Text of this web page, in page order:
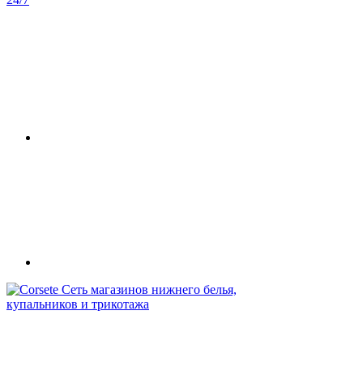
Сеть магазинов нижнего белья,
купальников и трикотажа